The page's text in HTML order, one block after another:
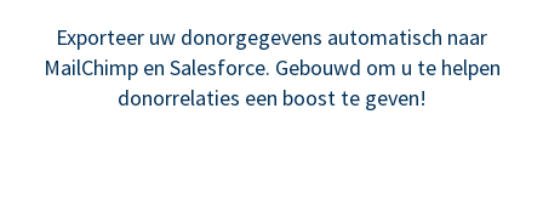
Exporteer uw donorgegevens automatisch naar
MailChimp en Salesforce. Gebouwd om u te helpen
donorrelaties een boost te geven!